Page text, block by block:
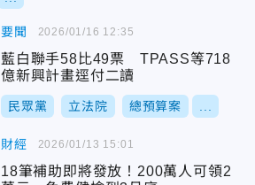
要聞
藍白聯手58比49票 TPASS等718
億新興計畫逕付二讀
民眾黨 立法院 總預算案
2026/01/16 12:35
財經
18筆補助即將發放！200萬人可領2
2026/01/13 15:01